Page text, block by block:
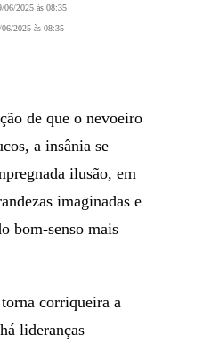
06/2025 às 08:35
2025 às 08:35
de que o nevoeiro
a insânia se
ilusão, em
imaginadas e
bom-senso mais
corriqueira a
lideranças